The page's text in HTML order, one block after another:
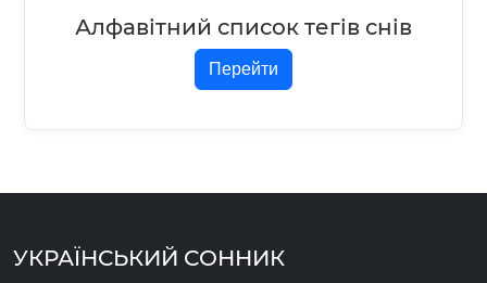
Алфавітний список тегів снів
Перейти
УКРАЇНСЬКИЙ СОННИК